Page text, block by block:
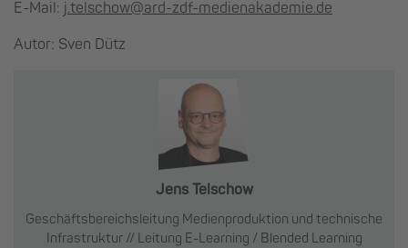
E-Mail: j.telschow@ard-zdf-medienakademie.de
Autor: Sven Dütz
Jens Telschow
Geschäftsbereichsleitung Medienproduktion und technische
Infrastruktur // Leitung E-Learning / Blended Learning